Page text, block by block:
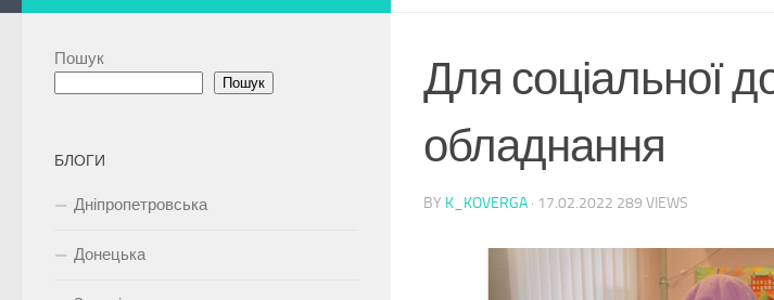
Для соціальної
обладнання
BY K_KOVERGA · 17.02.2022 289 VIEWS
Пошук
Пошук
БЛОГИ
Дніпропетровська
Донецька